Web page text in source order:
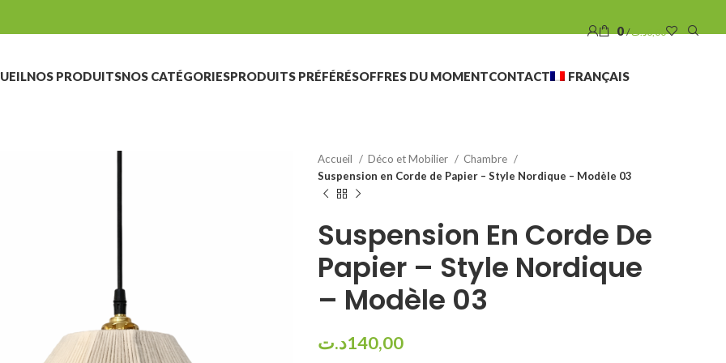
0 / 0,00د.ت
NOS PRODUITSNOS CATÉGORIESPRODUITS PRÉFÉRÉSOFFRES DU MOMENTCONTACT FRANÇAIS
Accueil Déco et Mobilier
Chambre
Suspension en Corde de Papier – Style Nordique – Modèle 03
Suspension En Corde De
Papier – Style Nordique
– Modèle 03
140,00د.ت